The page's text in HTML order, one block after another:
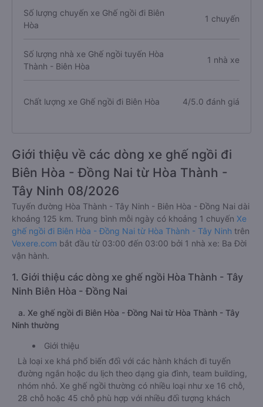
Số lượng chuyến xe Ghế ngồi đi Biên
Hòa
1 chuyến
Số lượng nhà xe Ghế ngồi tuyến Hòa
Thành - Biên Hòa
1 nhà xe
Chất lượng xe Ghế ngồi đi Biên Hòa 4/5.0 đánh giá
Giới thiệu về các dòng xe ghế ngồi đi
Biên Hòa - Đồng Nai từ Hòa Thành -
Tây Ninh 08/2026
Tuyến đường Hòa Thành - Tây Ninh - Biên Hòa - Đồng Nai dài
khoảng 125 km. Trung bình mỗi ngày có khoảng 1 chuyến Xe
ghế ngồi đi Biên Hòa - Đồng Nai từ Hòa Thành - Tây Ninh trên
Vexere.com bắt đầu từ 03:00 đến 03:00 bởi 1 nhà xe: Ba Đời
vận hành.
1. Giới thiệu các dòng xe ghế ngồi Hòa Thành - Tây
Ninh Biên Hòa - Đồng Nai
a. Xe ghế ngồi đi Biên Hòa - Đồng Nai từ Hòa Thành - Tây
Ninh thường
Giới thiệu
Là loại xe khá phổ biến đối với các hành khách đi tuyến
đường ngắn hoặc du lịch theo dạng gia đình, team building,
nhóm nhỏ. Xe ghế ngồi thường có nhiều loại như xe 16 chỗ,
28 chỗ hoặc 45 chỗ phù hợp với nhiều đối tượng khách